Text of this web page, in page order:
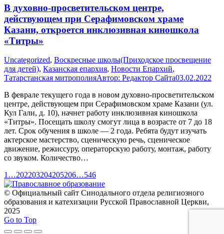
В духовно-просветительском центре,
действующем при Серафимовском храме
Казани, откроется инклюзивная киношкола
«Титры»
Uncategorized, Воскресные школы(Приходское просвещение
для детей), Казанская епархия, Новости Епархий,
Татарстанская митрополияАвтор: Редактор Сайта03.02.2022
В феврале текущего года в новом духовно-просветительском
центре, действующем при Серафимовском храме Казани (ул.
Кул Гали, д. 10), начнет работу инклюзивная киношкола
«Титры». Посещать школу смогут лица в возрасте от 7 до 18
лет. Срок обучения в школе — 2 года. Ребята будут изучать
актерское мастерство, сценическую речь, сценическое
движение, режиссуру, операторскую работу, монтаж, работу
со звуком. Количество…
1 …202203204205206…546
© Официальный сайт Синодального отдела религиозного
образования и катехизации Русской Православной Церкви,
2025
Go to Top